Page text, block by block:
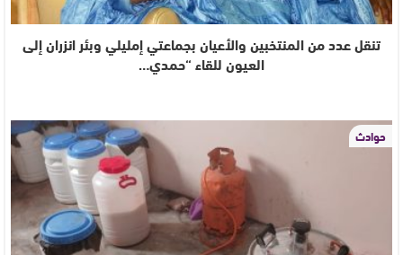
تنقل عدد من المنتخبين والأعيان بجماعتي إمليلي وبئر انزران إلى
العيون للقاء “حمدي…
حوادث